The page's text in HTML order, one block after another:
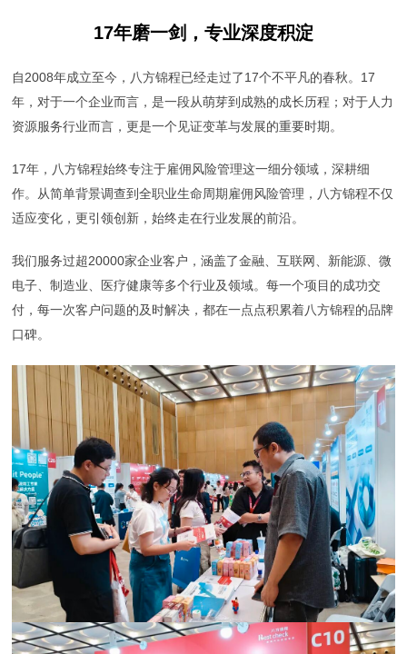
17年磨一剑，专业深度积淀
自2008年成立至今，八方锦程已经走过了17个不平凡的春秋。17
年，对于一个企业而言，是一段从萌芽到成熟的成长历程；对于人力
资源服务行业而言，更是一个见证变革与发展的重要时期。
17年，八方锦程始终专注于雇佣风险管理这一细分领域，深耕细
作。从简单背景调查到全职业生命周期雇佣风险管理，八方锦程不仅
适应变化，更引领创新，始终走在行业发展的前沿。
我们服务过超20000家企业客户，涵盖了金融、互联网、新能源、微
电子、制造业、医疗健康等多个行业及领域。每一个项目的成功交
付，每一次客户问题的及时解决，都在一点点积累着八方锦程的品牌
口碑。